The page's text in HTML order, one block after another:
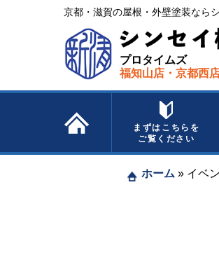
京都・滋賀の屋根・外壁塗装なら
プロタイムズ
福知山店・京都西
まずはこちらを
ご覧ください
ホーム » イベ